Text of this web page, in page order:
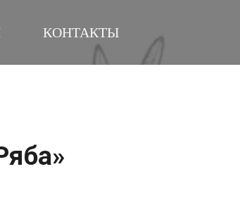
КОНТАКТЫ